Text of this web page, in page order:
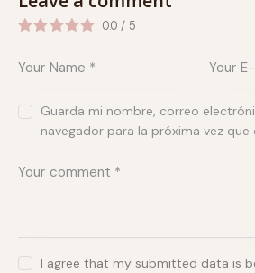
0.0 / 5
Guarda mi nombre, correo
navegador para la próxima vez que
I agree that my submitted data is